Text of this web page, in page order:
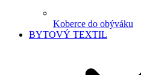
Koberce do obýváku
BYTOVÝ TEXTIL